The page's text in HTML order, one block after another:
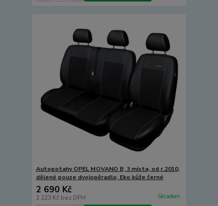
Autopotahy OPEL MOVANO B, 3 místa, od r.2010,
dělené pouze dvojopěradlo, Eko kůže černé
2 690 Kč
2 223 Kč bez DPH Skladem